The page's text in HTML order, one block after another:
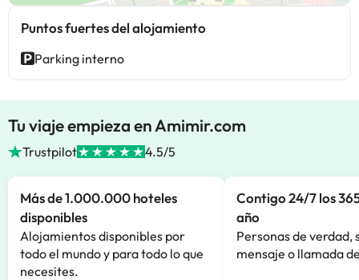
Puntos fuertes del alojamiento
Parking interno
Tu viaje empieza en Amimir.com
Trustpilot 4.5/5
Más de 1.000.000 hoteles
disponibles
Alojamientos disponibles por
todo el mundo y para todo lo que
necesites.
Contigo 24/7 los
año
Personas de verdad,
mensaje o llamada